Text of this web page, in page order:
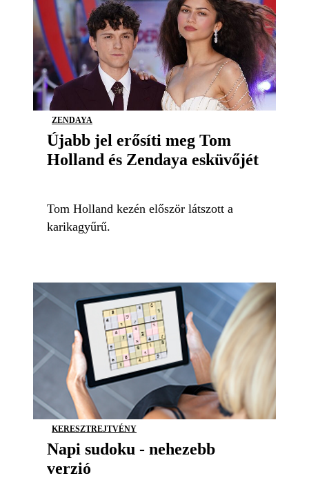
ZENDAYA
Újabb jel erősíti meg Tom
Holland és Zendaya esküvőjét
Tom Holland kezén először látszott a
karikagyűrű.
KERESZTREJTVÉNY
Napi sudoku - nehezebb
verzió